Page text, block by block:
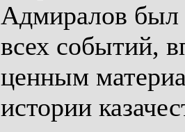
Адмиралов был
всех событий,
ценным
истории